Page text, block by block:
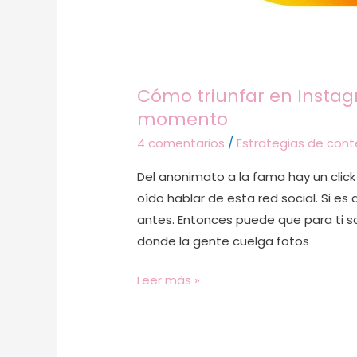
Cómo triunfar en
momento
4 comentarios /Estrategias de
Del anonimato a la fama hay un
oído hablar de esta red social. Si es
antes. Entonces puede que para ti
donde la gente cuelga fotos
Leer más »